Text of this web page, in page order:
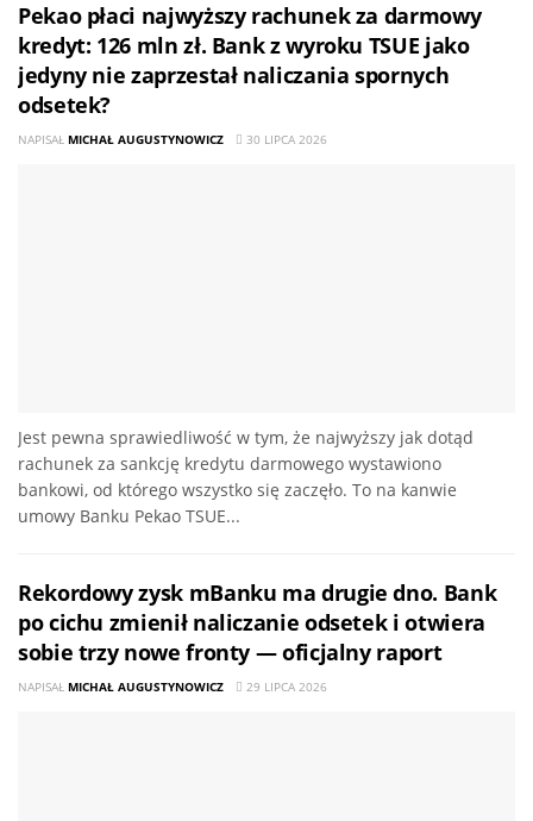
Pekao płaci najwyższy rachunek za darmowy
kredyt: 126 mln zł. Bank z wyroku TSUE jako
jedyny nie zaprzestał naliczania spornych
odsetek?
NAPISAŁ MICHAŁ AUGUSTYNOWICZ 30 LIPCA 2026
Jest pewna sprawiedliwość w tym, że najwyższy jak dotąd
rachunek za sankcję kredytu darmowego wystawiono
bankowi, od którego wszystko się zaczęło. To na kanwie
umowy Banku Pekao TSUE...
Rekordowy zysk mBanku ma drugie dno. Bank
po cichu zmienił naliczanie odsetek i otwiera
sobie trzy nowe fronty — oficjalny raport
NAPISAŁ MICHAŁ AUGUSTYNOWICZ 29 LIPCA 2026